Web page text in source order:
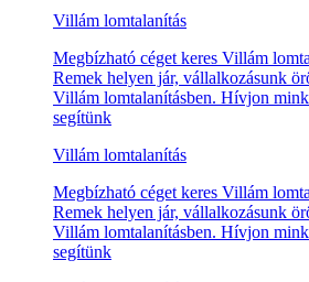
Villám lomtalanítás
Megbízható céget keres Villám
Remek helyen jár, vállalkozásunk
Villám lomtalanításben. Hívjon
segítünk
Villám lomtalanítás
Megbízható céget keres Villám
Remek helyen jár, vállalkozásunk
Villám lomtalanításben. Hívjon
segítünk